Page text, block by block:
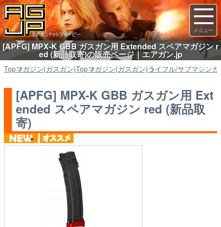
[APFG] MPX-K GBB ガスガン用 Extended スペアマガジン r
ed (新品取寄)の販売ページ｜エアガン.jp
Topマガジン(ガスガン)Topマガジン(ガスガン)ライフル/サブマシン
[APFG] MPX-K GBB ガスガン用 Ext
ended スペアマガジン red (新品取
寄)